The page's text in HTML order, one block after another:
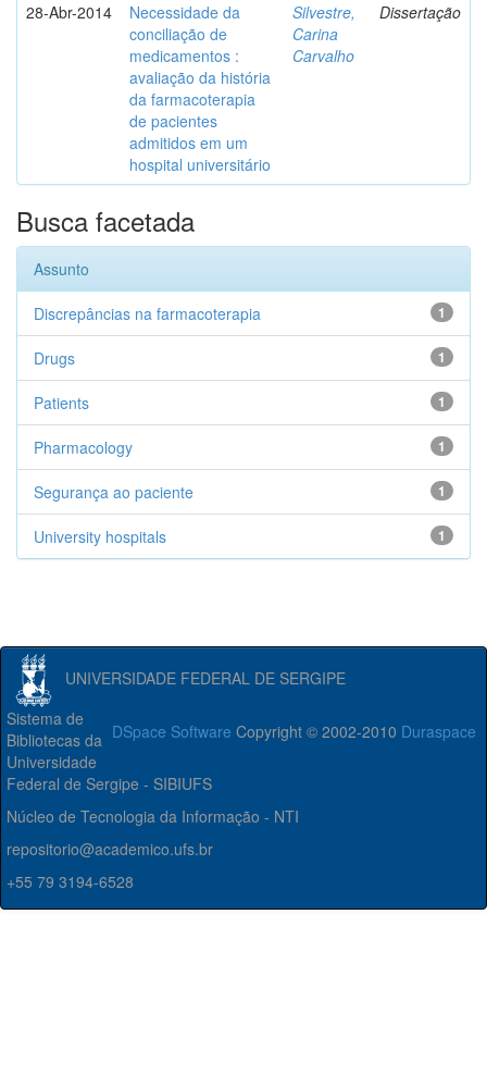
28-Abr-2014
Necessidade da
conciliação de
medicamentos :
avaliação da história
da farmacoterapia
de pacientes
admitidos em um
hospital universitário
Silvestre,
Carina
Carvalho
Dissertação
Busca facetada
Assunto
1
Discrepâncias na farmacoterapia
1
Drugs
1
Patients
1
Pharmacology
1
Segurança ao paciente
1
University hospitals
UNIVERSIDADE FEDERAL DE SERGIPE
DSpace Software Copyright © 2002-2010 Duraspace
Sistema de
Bibliotecas da
Universidade
Federal de Sergipe - SIBIUFS
Núcleo de Tecnologia da Informação - NTI
repositorio@academico.ufs.br
+55 79 3194-6528